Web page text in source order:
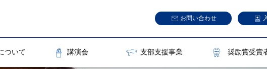
お問い合わせ
ついて 講演会 支部支援事業 奨励賞受賞